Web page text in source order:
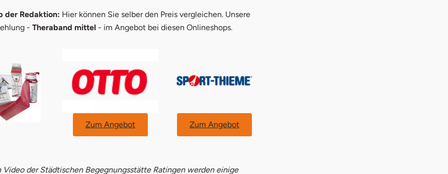
der Redaktion: Hier können Sie selber den Preis vergleichen. Unsere
- Theraband mittel - im Angebot bei diesen Onlineshops.
Zum Angebot Zum Angebot
Video der Städtischen Begegnungsstätte Ratingen werden einige